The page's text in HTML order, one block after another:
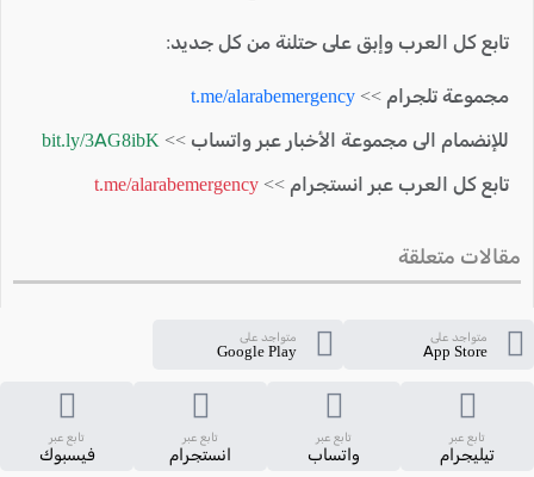
تابع كل العرب وإبق على حتلنة من كل جديد:
مجموعة تلجرام >> t.me/alarabemergency
للإنضمام الى مجموعة الأخبار عبر واتساب >> bit.ly/3AG8ibK
تابع كل العرب عبر انستجرام >> t.me/alarabemergency
مقالات متعلقة
متواجد على
App Store
متواجد على
Google Play
تابع عبر
تيليجرام
تابع عبر
واتساب
تابع عبر
انستجرام
تابع عبر
فيسبوك